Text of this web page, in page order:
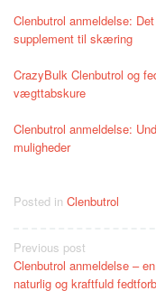
Clenbutrol anmeldelse:
supplement til skæring
CrazyBulk Clenbutrol og
vægttabskure
Clenbutrol anmeldelse:
muligheder
Posted in Clenbutrol
Post
navigation
Previous post
Clenbutrol anmeldelse – en
naturlig og kraftfuld